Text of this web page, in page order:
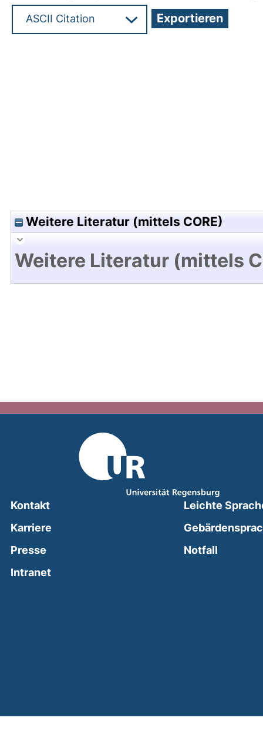
Weitere Literatur (mittels CORE)
Weitere Literatur (mittels
Kontakt
Karriere
Presse
Intranet(external link, opens in a new window)
Leichte
Notfall